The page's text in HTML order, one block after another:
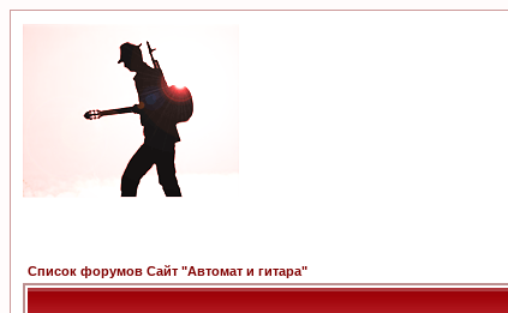
Список форумов Сайт "Автомат и гитара"